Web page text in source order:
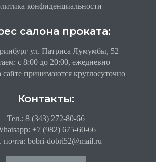
конфиденциальности
салона проката:
ул. Патриса Лумумбы, 52
c 8:00 до 20:00, ежедневно
сайте принимаются круглосуточно
Контакты:
Тел.: 8 (343) 272-80-66
+7 (982) 675-60-66
почта: bobri-dobri52@mail.ru